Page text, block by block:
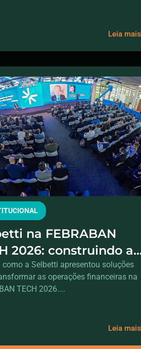
Leia mais
na FEBRABAN
2026: construindo a
geração das
financeiras
como a Selbetti apresentou soluções
as operações financeiras na
TECH 2026....
Leia mais